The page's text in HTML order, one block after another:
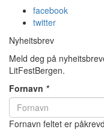
facebook
twitter
Nyheitsbrev
Meld deg på
LitFestBergen.
Fornavn *
Fornavn feltet er påkrevd